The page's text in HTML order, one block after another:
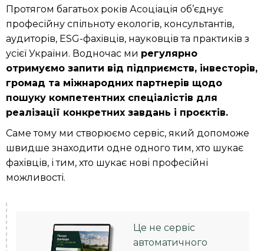
Протягом багатьох років Асоціація об’єднує
професійну спільноту екологів, консультантів,
аудиторів, ESG-фахівців, науковців та практиків з
усієї України. Водночас ми регулярно
отримуємо запити від підприємств, інвесторів,
громад та міжнародних партнерів щодо
пошуку компетентних спеціалістів для
реалізації конкретних завдань і проєктів.
Саме тому ми створюємо сервіс, який допоможе
швидше знаходити одне одного тим, хто шукає
фахівців, і тим, хто шукає нові професійні
можливості.
Це не сервіс
автоматичного